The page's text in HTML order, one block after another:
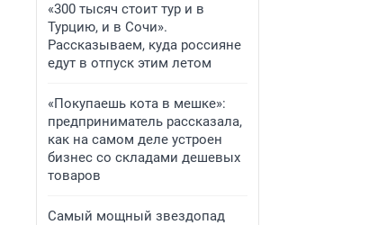
«300 тысяч стоит тур и в
Турцию, и в Сочи».
Рассказываем, куда россияне
едут в отпуск этим летом
«Покупаешь кота в мешке»:
предприниматель рассказала,
как на самом деле устроен
бизнес со складами дешевых
товаров
Самый мощный звездопад